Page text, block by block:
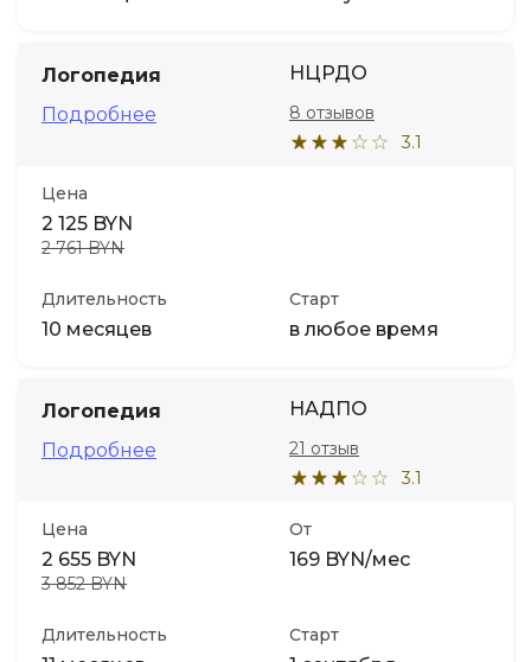
Логопедия
Подробнее
НЦРДО
3.1
8 отзывов
Цена
2 125 BYN
2 761 BYN
Длительность
10 месяцев
Старт
в любое время
Логопедия
Подробнее
НАДПО
3.1
21 отзыв
Цена
2 655 BYN
3 852 BYN
От
169 BYN/мес
Длительность Старт